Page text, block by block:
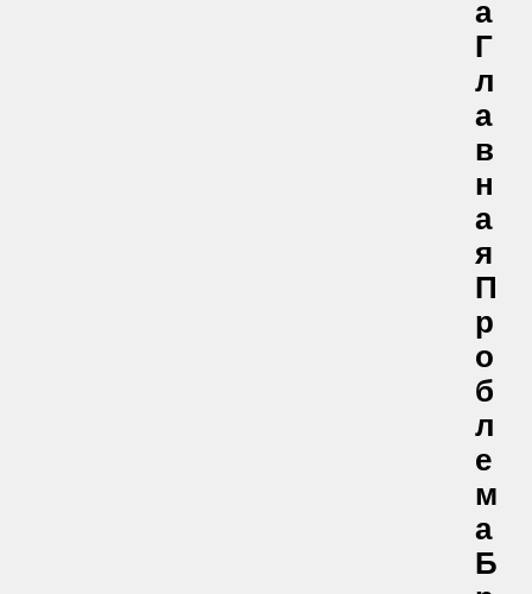
А
Г
Л
А
В
Н
А
Я
П
Р
О
Б
Л
Е
М
А
Б